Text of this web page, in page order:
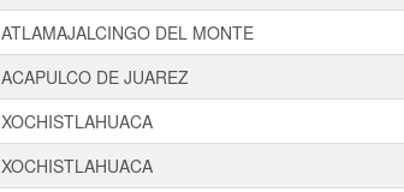
ATLAMAJALCINGO DEL MONTE
ACAPULCO DE JUAREZ
XOCHISTLAHUACA
XOCHISTLAHUACA